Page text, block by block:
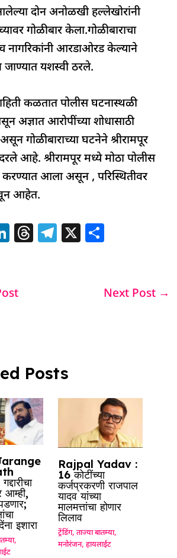
दोन अनोळखी हल्लेखोरांनी
गोळीबार केला.गोळीबाराचा
आरडाओरड केल्याने
यशस्वी ठरले.
कळतात पोलीस घटनास्थळी
अज्ञात आरोपींच्या शोधासाठी
गोळीबाराच्या घटनेने श्रीरामपूर
आहे. श्रीरामपूर मध्ये मोठा पोलीस
करण्यात आला असून , परिस्थितीवर
आहेत.
Li
e
T T X
e
Next Post →
Posts
आम्ही,
इशारा
,
Rajpal Yadav :
16 कोटींच्या
कर्जप्रकरणी राजपाल
यादव यांच्या
मालमत्तांचा होणार
लिलाव
ट्रेंडिंग, ताज्या बातम्या,
मनोरंजन, हायलाईट